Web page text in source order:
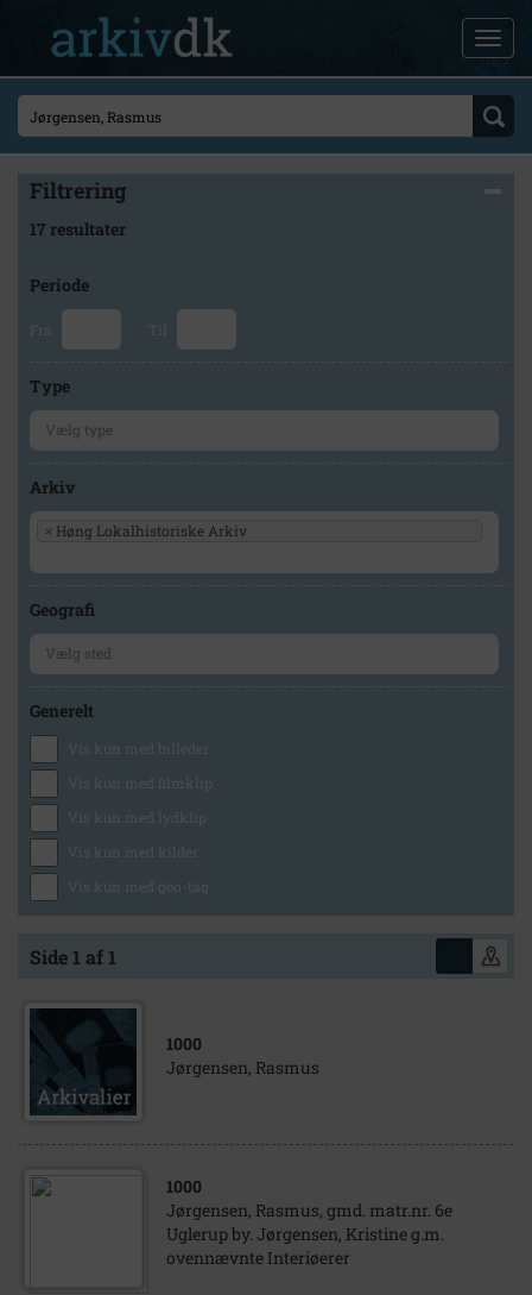
Filtrering
17 resultater
Periode
Fra Til
Type
Arkiv
× Høng Lokalhistoriske Arkiv
Geografi
Generelt
Vis kun med billeder
Vis kun med filmklip
Vis kun med lydklip
Vis kun med kilder
Vis kun med geo-tag
Side 1 af 1
1000
Jørgensen, Rasmus
1000
Jørgensen, Rasmus, gmd. matr.nr. 6e
Uglerup by. Jørgensen, Kristine g.m.
ovennævnte Interiøerer